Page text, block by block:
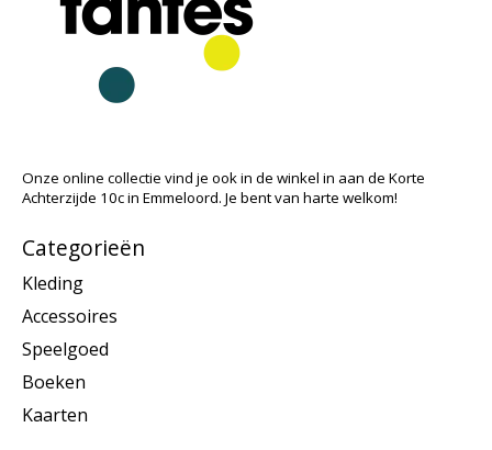
Onze online collectie vind je ook in de winkel in aan de Korte
Achterzijde 10c in Emmeloord. Je bent van harte welkom!
Categorieën
Kleding
Accessoires
Speelgoed
Boeken
Kaarten